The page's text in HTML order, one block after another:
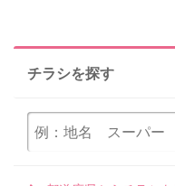
チラシを探す